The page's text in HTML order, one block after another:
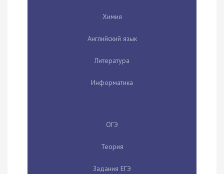
Химия
Английский язык
Литература
Информатика
ОГЭ
Теория
Задания ЕГЭ